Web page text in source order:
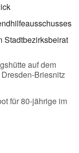
Stadtbezirksbeirat
auf dem
Briesnitz
für 80-jährige im